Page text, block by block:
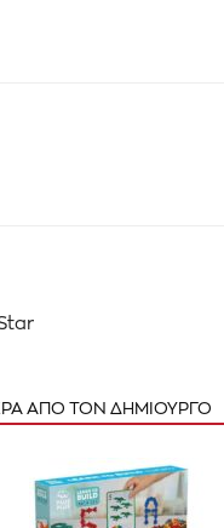
ΑΠΟ ΤΟΝ ΔΗΜΙΟΥΡΓΟ